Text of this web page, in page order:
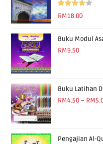
Rated
RM18.00
Buku Modul
RM9.50
Buku Latihan
RM4.50 – RM
Pengajian Al-